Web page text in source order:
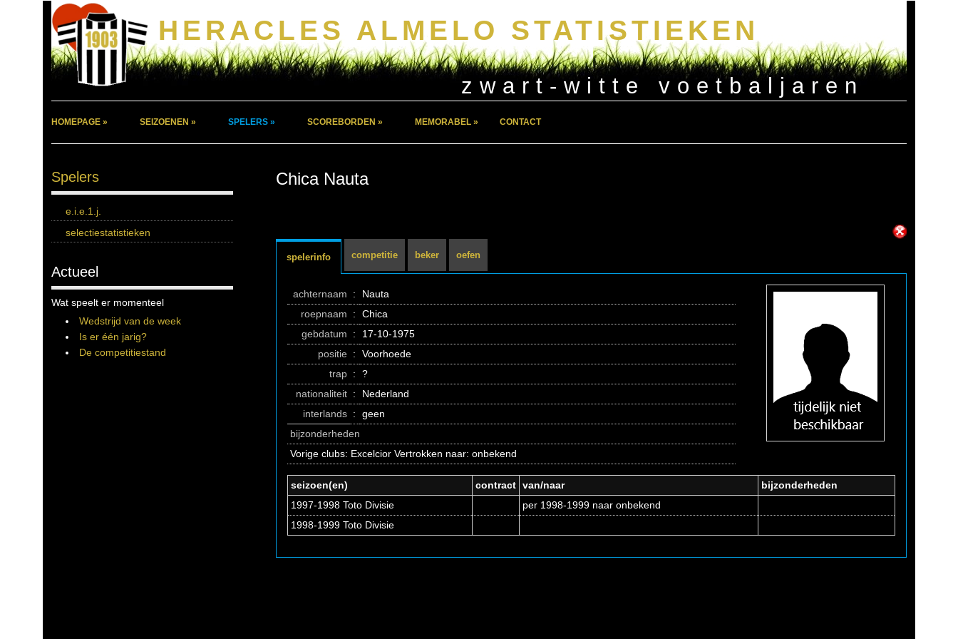
HERACLES ALMELO STATISTIEKEN
zwart-witte voetbaljaren
HOMEPAGE » SEIZOENEN » SPELERS » SCOREBORDEN » MEMORABEL » CONTACT
Spelers
e.i.e.1.j.
selectiestatistieken
Actueel
Wat speelt er momenteel
Wedstrijd van de week
Is er één jarig?
De competitiestand
Chica Nauta
spelerinfo competitie beker oefen
achternaam :
Nauta
roepnaam
:
Chica
gebdatum
:
17-10-1975
positie :
Voorhoede
trap :
?
nationaliteit :
Nederland
interlands :
geen
bijzonderheden
Vorige clubs: Excelcior Vertrokken naar: onbekend
seizoen(en) contract van/naar
bijzonderheden
1997-1998 Toto Divisie
per 1998-1999 naar onbekend
1998-1999 Toto Divisie